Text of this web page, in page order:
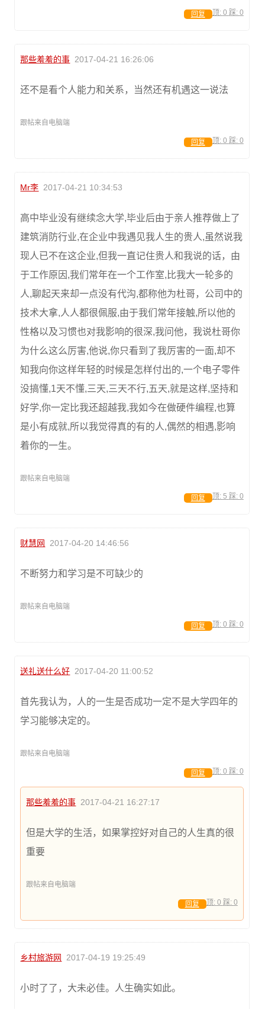
顶: 0 踩: 0
回复
那些羞羞的事 2017-04-21 16:26:06
还不是看个人能力和关系，当然还有机遇这一说法
跟帖来自电脑端
顶: 0 踩: 0
回复
Mr李 2017-04-21 10:34:53
高中毕业没有继续念大学,毕业后由于亲人推荐做上了
建筑消防行业,在企业中我遇见我人生的贵人,虽然说我
现人已不在这企业,但我一直记住贵人和我说的话，由
于工作原因,我们常年在一个工作室,比我大一轮多的
人,聊起天来却一点没有代沟,都称他为杜哥，公司中的
技术大拿,人人都很佩服,由于我们常年接触,所以他的
性格以及习惯也对我影响的很深,我问他，我说杜哥你
为什么这么厉害,他说,你只看到了我厉害的一面,却不
知我向你这样年轻的时候是怎样付出的,一个电子零件
没搞懂,1天不懂,三天,三天不行,五天,就是这样,坚持和
好学,你一定比我还超越我,我如今在做硬件编程,也算
是小有成就,所以我觉得真的有的人,偶然的相遇,影响
着你的一生。
跟帖来自电脑端
顶: 5 踩: 0
回复
财慧网 2017-04-20 14:46:56
不断努力和学习是不可缺少的
跟帖来自电脑端
顶: 0 踩: 0
回复
送礼送什么好 2017-04-20 11:00:52
首先我认为，人的一生是否成功一定不是大学四年的
学习能够决定的。
跟帖来自电脑端
顶: 0 踩: 0
回复
那些羞羞的事 2017-04-21 16:27:17
但是大学的生活，如果掌控好对自己的人生真的很
重要
跟帖来自电脑端
顶: 0 踩: 0
回复
乡村旅游网 2017-04-19 19:25:49
小时了了，大未必佳。人生确实如此。